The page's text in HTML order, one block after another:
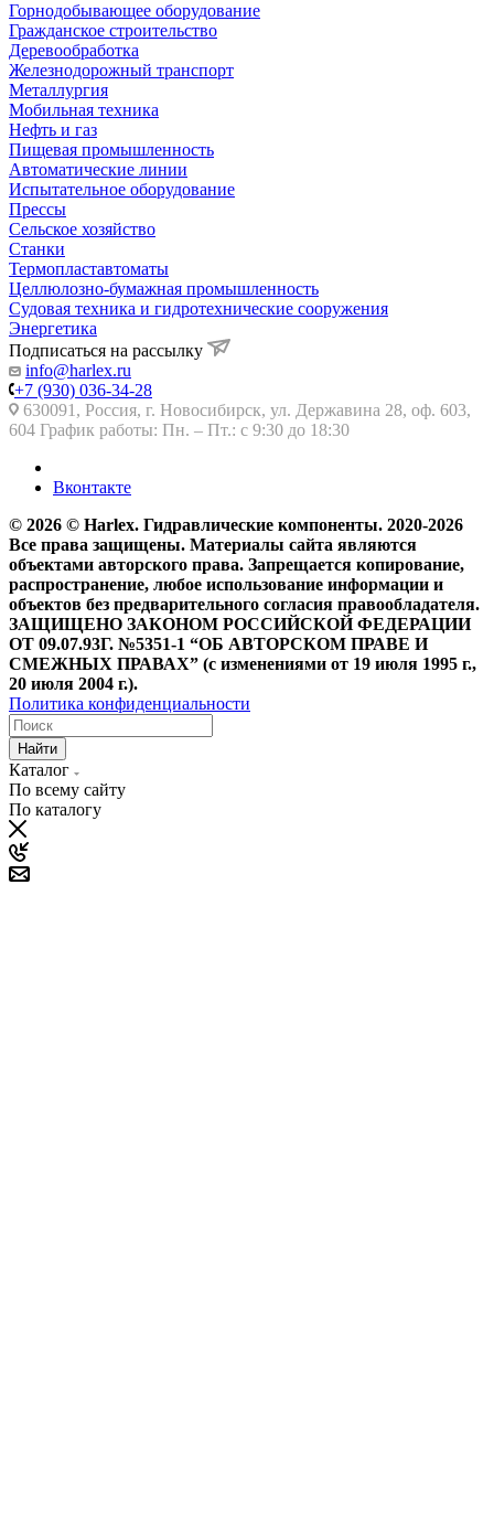
Горнодобывающее оборудование
Гражданское строительство
Деревообработка
Железнодорожный транспорт
Металлургия
Мобильная техника
Нефть и газ
Пищевая промышленность
Автоматические линии
Испытательное оборудование
Прессы
Сельское хозяйство
Станки
Термопластавтоматы
Целлюлозно-бумажная промышленность
Судовая техника и гидротехнические сооружения
Энергетика
Подписаться на рассылку
info@harlex.ru
+7 (930) 036-34-28
630091, Россия, г. Новосибирск, ул. Державина 28, оф. 603,
604 График работы: Пн. – Пт.: с 9:30 до 18:30
Вконтакте
© 2026 © Harlex. Гидравлические компоненты. 2020-2026
Все права защищены. Материалы сайта являются
объектами авторского права. Запрещается копирование,
распространение, любое использование информации и
объектов без предварительного согласия правообладателя.
ЗАЩИЩЕНО ЗАКОНОМ РОССИЙСКОЙ ФЕДЕРАЦИИ
ОТ 09.07.93Г. №5351-1 “ОБ АВТОРСКОМ ПРАВЕ И
СМЕЖНЫХ ПРАВАХ” (с изменениями от 19 июля 1995 г.,
20 июля 2004 г.).
Политика конфиденциальности
Найти
Каталог
По всему сайту
По каталогу